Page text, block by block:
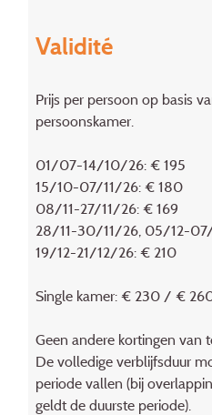
Validité
Prijs per persoon op basis
persoonskamer.
01/07-14/10/26: € 195
15/10-07/11/26: € 180
08/11-27/11/26: € 169
28/11-30/11/26, 05/12-
19/12-21/12/26: € 210
Single kamer: € 230 / €
Geen andere kortingen van
De volledige verblijfsduur
periode vallen (bij
geldt de duurste periode).